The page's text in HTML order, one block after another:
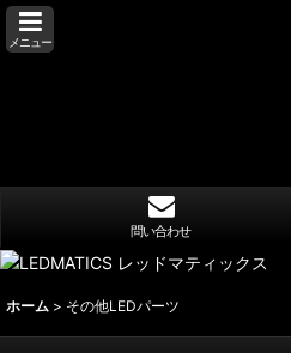
メニュー
問い合わせ
ホーム > その他LEDパーツ